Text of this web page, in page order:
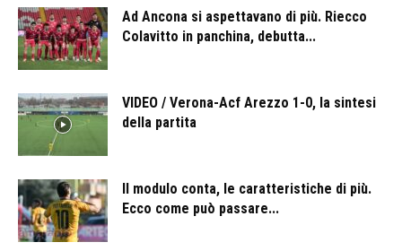
Ad Ancona si aspettavano di più. Riecco
Colavitto in panchina, debutta...
VIDEO / Verona-Acf Arezzo 1-0, la sintesi
della partita
Il modulo conta, le caratteristiche di più.
Ecco come può passare...